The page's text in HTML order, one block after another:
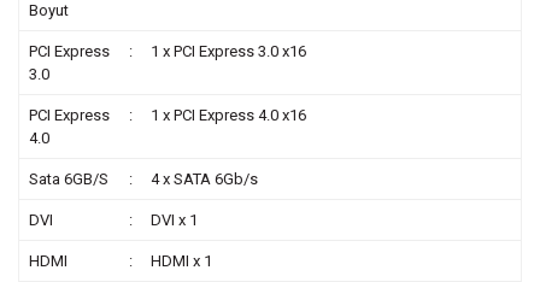
Boyut
PCI Express
3.0
: 1 x PCI Express 3.0 x16
PCI Express
4.0
: 1 x PCI Express 4.0 x16
Sata 6GB/S : 4 x SATA 6Gb/s
DVI : DVI x 1
HDMI : HDMI x 1